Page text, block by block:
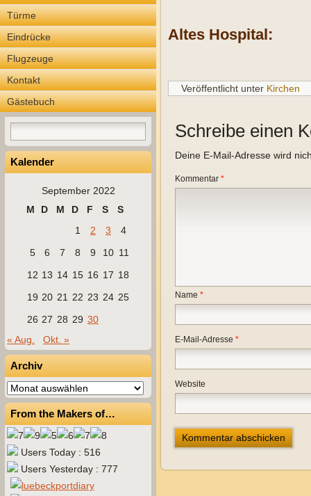
Türme
Eindrücke
Flugzeuge
Kontakt
Gästebuch
Kalender
September 2022
M
D M D F S
S
1
2 3
4
5
6 7 8 9 10 11
12 13 14 15 16 17 18
19 20 21 22 23 24 25
26 27 28 29 30
« Aug.
Okt. »
Archiv
Archiv
From the Makers of…
Users Today : 516
Users Yesterday : 777
Altes Hospital:
Veröffentlicht unter Kirchen
Schreibe einen
Deine E-Mail-Adresse wird
Kommentar *
Name *
E-Mail-Adresse *
Website